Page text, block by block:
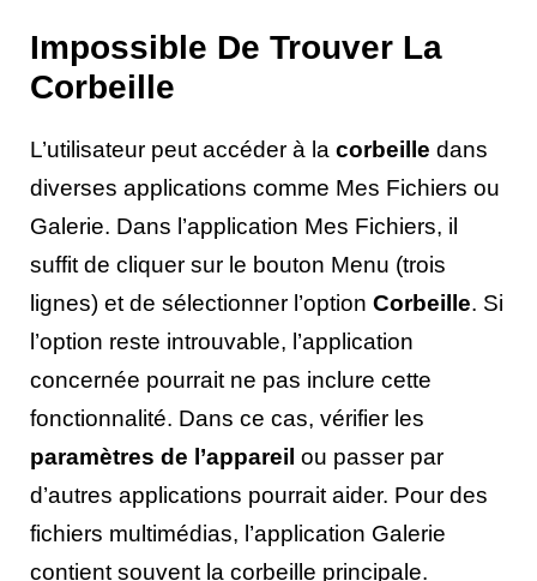
Impossible De Trouver La
Corbeille
L’utilisateur peut accéder à la corbeille dans
diverses applications comme Mes Fichiers ou
Galerie. Dans l’application Mes Fichiers, il
suffit de cliquer sur le bouton Menu (trois
lignes) et de sélectionner l’option Corbeille. Si
l’option reste introuvable, l’application
concernée pourrait ne pas inclure cette
fonctionnalité. Dans ce cas, vérifier les
paramètres de l’appareil ou passer par
d’autres applications pourrait aider. Pour des
fichiers multimédias, l’application Galerie
contient souvent la corbeille principale.